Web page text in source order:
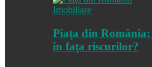
Imobiliare
Piaţa din
în faţa riscurilor?